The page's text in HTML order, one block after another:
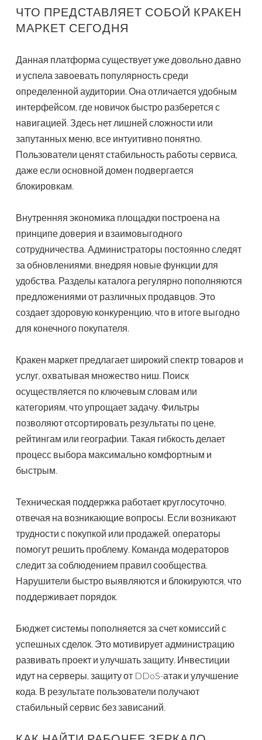
ЧТО ПРЕДСТАВЛЯЕТ СОБОЙ КРАКЕН
МАРКЕТ СЕГОДНЯ
Данная платформа существует уже довольно давно
и успела завоевать популярность среди
определенной аудитории. Она отличается удобным
интерфейсом, где новичок быстро разберется с
навигацией. Здесь нет лишней сложности или
запутанных меню, все интуитивно понятно.
Пользователи ценят стабильность работы сервиса,
даже если основной домен подвергается
блокировкам.
Внутренняя экономика площадки построена на
принципе доверия и взаимовыгодного
сотрудничества. Администраторы постоянно следят
за обновлениями, внедряя новые функции для
удобства. Разделы каталога регулярно пополняются
предложениями от различных продавцов. Это
создает здоровую конкуренцию, что в итоге выгодно
для конечного покупателя.
Кракен маркет предлагает широкий спектр товаров и
услуг, охватывая множество ниш. Поиск
осуществляется по ключевым словам или
категориям, что упрощает задачу. Фильтры
позволяют отсортировать результаты по цене,
рейтингам или географии. Такая гибкость делает
процесс выбора максимально комфортным и
быстрым.
Техническая поддержка работает круглосуточно,
отвечая на возникающие вопросы. Если возникают
трудности с покупкой или продажей, операторы
помогут решить проблему. Команда модераторов
следит за соблюдением правил сообщества.
Нарушители быстро выявляются и блокируются, что
поддерживает порядок.
Бюджет системы пополняется за счет комиссий с
успешных сделок. Это мотивирует администрацию
развивать проект и улучшать защиту. Инвестиции
идут на серверы, защиту от DDoS-атак и улучшение
кода. В результате пользователи получают
стабильный сервис без зависаний.